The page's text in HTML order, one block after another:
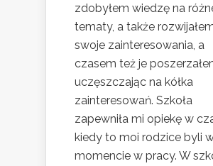
zdobyłem wiedzę na
tematy, a także
swoje zainteresowania, a
czasem też je
uczęszczając na kółka
zainteresowań. Szkoła
zapewniła mi opiekę w
kiedy to moi rodzice byli
momencie w pracy. W